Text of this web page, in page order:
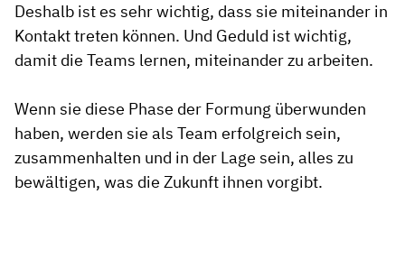
Deshalb ist es sehr wichtig, dass sie miteinander in
Kontakt treten können. Und Geduld ist wichtig,
damit die Teams lernen, miteinander zu arbeiten.
Wenn sie diese Phase der Formung überwunden
haben, werden sie als Team erfolgreich sein,
zusammenhalten und in der Lage sein, alles zu
bewältigen, was die Zukunft ihnen vorgibt.